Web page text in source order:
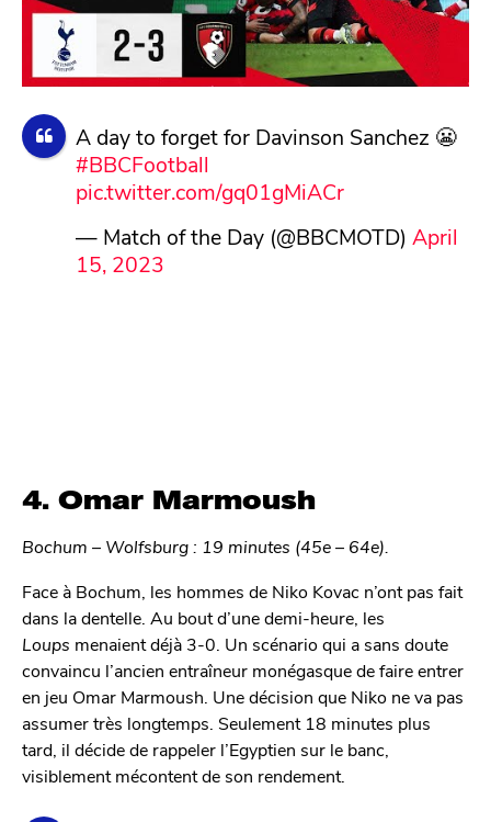
A day to forget for Davinson Sanchez 😬
#BBCFootball
pic.twitter.com/gq01gMiACr
— Match of the Day (@BBCMOTD) April
15, 2023
4. Omar Marmoush
Bochum – Wolfsburg : 19 minutes (45e – 64e).
Face à Bochum, les hommes de Niko Kovac n’ont pas fait
dans la dentelle. Au bout d’une demi-heure, les
Loups menaient déjà 3-0. Un scénario qui a sans doute
convaincu l’ancien entraîneur monégasque de faire entrer
en jeu Omar Marmoush. Une décision que Niko ne va pas
assumer très longtemps. Seulement 18 minutes plus
tard, il décide de rappeler l’Egyptien sur le banc,
visiblement mécontent de son rendement.